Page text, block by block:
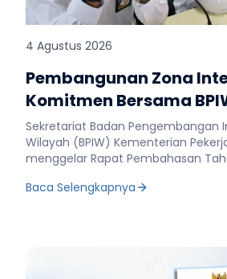
4 Agustus 2026
Pembangunan Zona
Komitmen Bersama
Tingkatkan Kualitas
Sekretariat Badan Pengembangan
Wilayah (BPIW) Kementerian
menggelar Rapat Pembahasan
Lantai I Gedung G BPIW, Selasa (4/
Pengembangan Infrastruktur
Baca Selengkapnya